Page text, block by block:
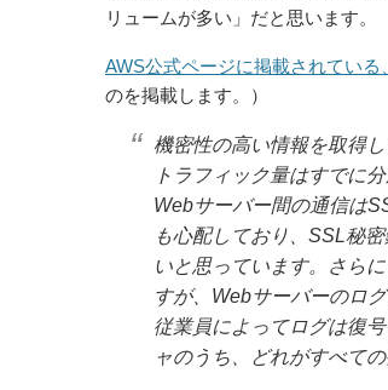
リュームが多い」だと思います。
AWS公式ページに掲載されている
のを掲載します。）
機密性の高い情報を取得
トラフィック量はすでに
Webサーバー間の通信は
も心配しており、SSL秘
いと思っています。さら
すが、Webサーバーのロ
従業員によってログは復
ャのうち、どれがすべて